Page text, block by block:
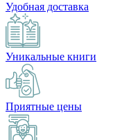
Удобная доставка
Уникальные книги
Приятные цены